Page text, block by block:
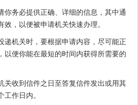
务必提供正确、详细的信息，其中通
，以便被申请机关快速办理。
机关时，要根据申请内容，尽可能正
以便你能在最短的时间内获得所需要的
收到信件之日至答复信件发出或用其
工作日内。